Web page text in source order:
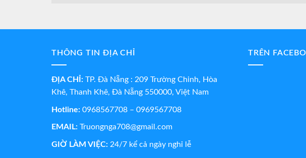
THÔNG TIN ĐỊA CHỈ
ĐỊA CHỈ: TP. Đà Nẵng : 209 Trường Chinh, Hòa
Khê, Thanh Khê, Đà Nẵng 550000, Việt Nam
Hotline: 0968567708 – 0969567708
EMAIL: Truongnga708@gmail.com
GIỜ LÀM VIỆC: 24/7 kể cả ngày nghỉ lễ
TRÊN